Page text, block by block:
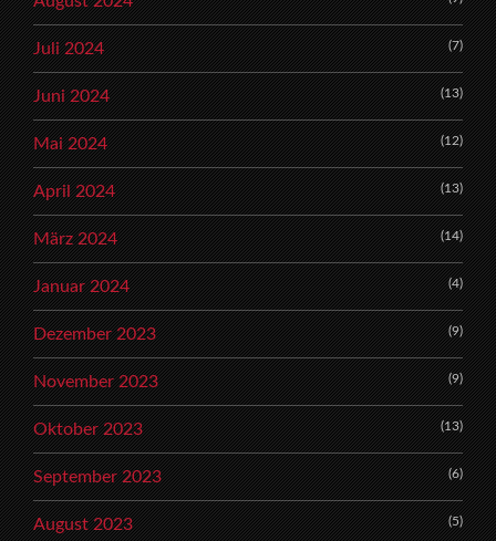
Juli 2024 (7)
Juni 2024 (13)
Mai 2024 (12)
April 2024 (13)
März 2024 (14)
Januar 2024 (4)
Dezember 2023 (9)
November 2023 (9)
Oktober 2023 (13)
September 2023 (6)
August 2023 (5)